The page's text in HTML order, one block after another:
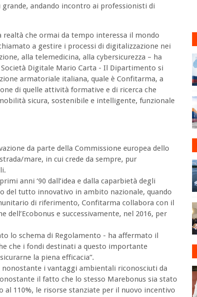
andando incontro ai professionisti di
che ormai da tempo interessa il mondo
a gestire i processi di digitalizzazione nei
alla telemedicina, alla cybersicurezza – ha
Digitale Mario Carta - Il Dipartimento si
armatoriale italiana, quale è Confitarma, a
di quelle attività formative e di ricerca che
sicura, sostenibile e intelligente, funzionale
da parte della Commissione europea dello
mare, in cui crede da sempre, pur
anni ‘90 dall’idea e dalla caparbietà degli
del tutto innovativo in ambito nazionale, quando
di riferimento, Confitarma collabora con il
e successivamente, nel 2016, per
lo schema di Regolamento - ha affermato il
che i fondi destinati a questo importante
la piena efficacia”.
i vantaggi ambientali riconosciuti da
il fatto che lo stesso Marebonus sia stato
al 110%, le risorse stanziate per il nuovo incentivo